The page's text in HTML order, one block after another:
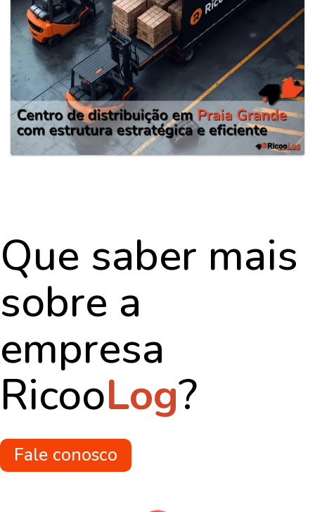
Que saber mais
sobre a
empresa
RicooLog?
Fale conosco